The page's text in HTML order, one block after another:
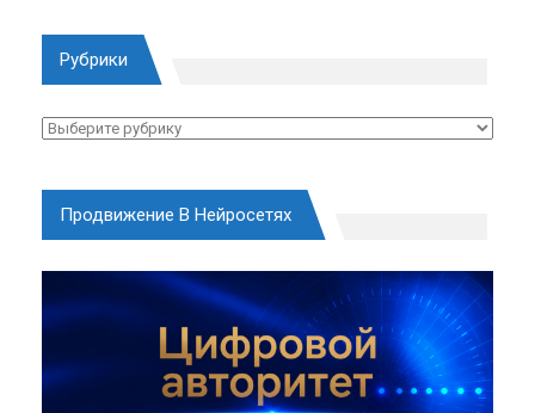
Рубрики
Рубрики
Продвижение В Нейросетях